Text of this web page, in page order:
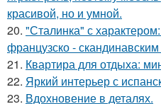
красивой, но и умной.
20. "Сталинка" с
французско -
21. Квартира для отдыха:
22. Яркий интерьер с
23. Вдохновение в деталях.